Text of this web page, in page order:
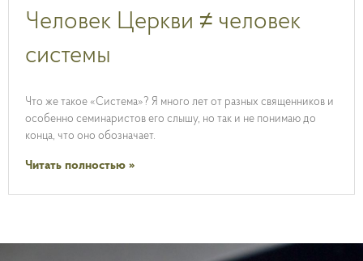
Человек Церкви ≠ человек
системы
Что же такое «Система»? Я много лет от разных священников и
особенно семинаристов его слышу, но так и не понимаю до
конца, что оно обозначает.
Читать полностью »